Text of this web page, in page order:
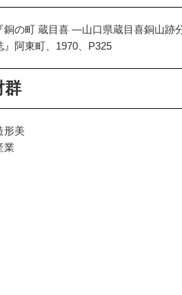
銅の町 蔵目喜 ―山口県蔵目喜銅山
』阿東町、1970、P325
群
形美
業